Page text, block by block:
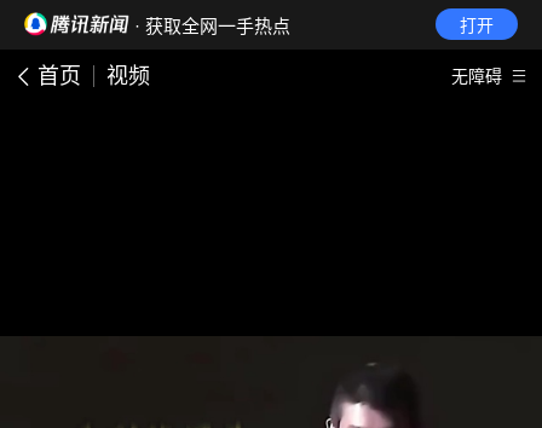
· 获取全网一手热点 打开
首页 视频 无障碍